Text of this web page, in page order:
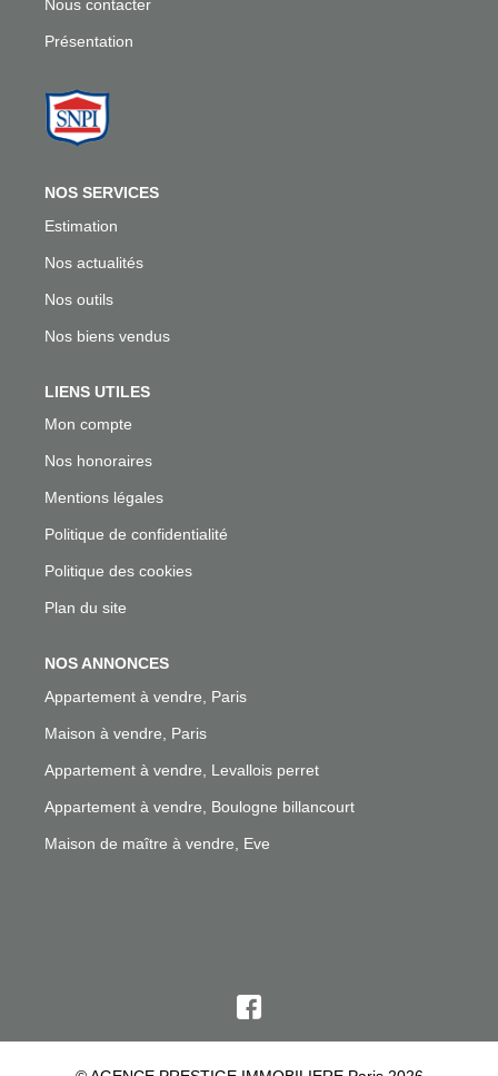
Nous contacter
Présentation
NOS SERVICES
Estimation
Nos actualités
Nos outils
Nos biens vendus
LIENS UTILES
Mon compte
Nos honoraires
Mentions légales
Politique de confidentialité
Politique des cookies
Plan du site
NOS ANNONCES
Appartement à vendre, Paris
Maison à vendre, Paris
Appartement à vendre, Levallois perret
Appartement à vendre, Boulogne billancourt
Maison de maître à vendre, Eve